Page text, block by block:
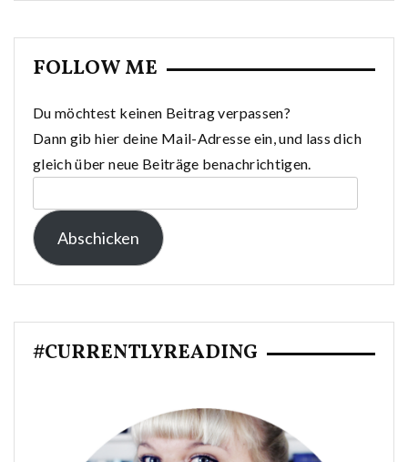
FOLLOW ME
Du möchtest keinen Beitrag verpassen?
Dann gib hier deine Mail-Adresse ein, und lass dich
gleich über neue Beiträge benachrichtigen.
Mail-
Adresse:
Abschicken
#CURRENTLYREADING